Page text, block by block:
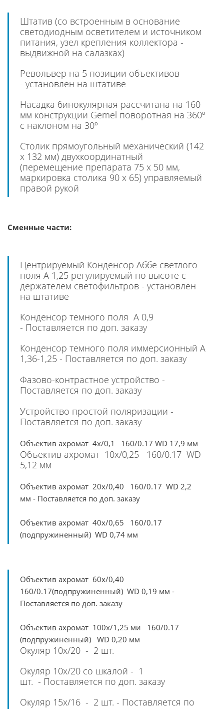
Штатив (со встроенным в основание
светодиодным осветителем и источником
питания, узел крепления коллектора -
выдвижной на салазках)
Револьвер на 5 позиции объективов
- установлен на штативе
Насадка бинокулярная рассчитана на 160
мм конструкции Gemel поворотная на 360º
с наклоном на 30º
Столик прямоугольный механический (142
х 132 мм) двухкоординатный
(перемещение препарата 75 х 50 мм,
маркировка столика 90 х 65) управляемый
правой рукой
Сменные части:
Центрируемый Конденсор Аббе светлого
поля А 1,25 регулируемый по высоте с
держателем светофильтров - установлен
на штативе
Конденсор темного поля А 0,9
- Поставляется по доп. заказу
Конденсор темного поля иммерсионный А
1,36-1,25 - Поставляется по доп. заказу
Фазово-контрастное устройство -
Поставляется по доп. заказу
Устройство простой поляризации -
Поставляется по доп. заказу
Объектив ахромат 4х/0,1 160/0.17 WD 17,9 мм
Объектив ахромат 10х/0,25 160/0.17 WD
5,12 мм
Объектив ахромат 20х/0,40 160/0.17 WD 2,2
мм - Поставляется по доп. заказу
Объектив ахромат 40х/0,65 160/0.17
(подпружиненный) WD 0,74 мм
Объектив ахромат 60х/0,40
160/0.17(подпружиненный) WD 0,19 мм -
Поставляется по доп. заказу
Объектив ахромат 100х/1,25 ми 160/0.17
(подпружиненный) WD 0,20 мм
Окуляр 10х/20 - 2 шт.
Окуляр 10х/20 со шкалой - 1
шт. - Поставляется по доп. заказу
Окуляр 15х/16 - 2 шт. - Поставляется по